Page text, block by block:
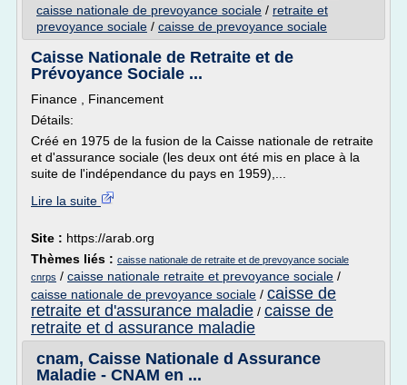
caisse nationale de prevoyance sociale / retraite et
prevoyance sociale / caisse de prevoyance sociale
Caisse Nationale de Retraite et de
Prévoyance Sociale ...
Finance , Financement
Détails:
Créé en 1975 de la fusion de la Caisse nationale de retraite
et d'assurance sociale (les deux ont été mis en place à la
suite de l'indépendance du pays en 1959),...
Lire la suite
Site : https://arab.org
Thèmes liés : caisse nationale de retraite et de prevoyance sociale
cnrps / caisse nationale retraite et prevoyance sociale /
caisse nationale de prevoyance sociale / caisse de
retraite et d'assurance maladie / caisse de
retraite et d assurance maladie
cnam, Caisse Nationale d Assurance
Maladie - CNAM en ...